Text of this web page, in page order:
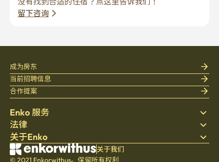
留下咨询
Enko 服务
搜索房源
床上用品
博客
帮助中心
法律
隐私政策
服务条款
关于Enko
公司介绍
成为房东
当前招聘信息
合作提案
关于我们
© 2021 Enkorwithus。保留所有权利